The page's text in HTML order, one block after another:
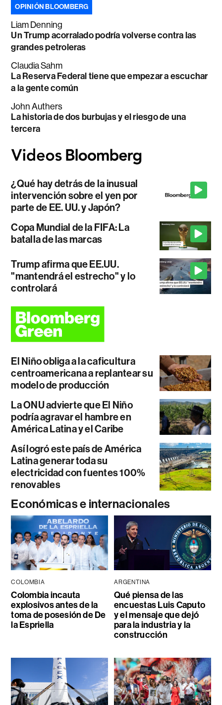
OPINIÓN BLOOMBERG
Liam Denning
Un Trump acorralado podría volverse contra las
grandes petroleras
Claudia Sahm
La Reserva Federal tiene que empezar a escuchar
a la gente común
John Authers
La historia de dos burbujas y el riesgo de una
tercera
¿Qué hay detrás de la inusual
intervención sobre el yen por
parte de EE. UU. y Japón?
Copa Mundial de la FIFA: La
batalla de las marcas
Trump afirma que EE.UU.
"mantendrá el estrecho" y lo
controlará
El Niño obliga a la caficultura
centroamericana a replantear su
modelo de producción
La ONU advierte que El Niño
podría agravar el hambre en
América Latina y el Caribe
Así logró este país de América
Latina generar toda su
electricidad con fuentes 100%
renovables
Económicas e internacionales
COLOMBIA
Colombia incauta
explosivos antes de la
toma de posesión de De
la Espriella
ARGENTINA
Qué piensa de las
encuestas Luis Caputo
y el mensaje que dejó
para la industria y la
construcción